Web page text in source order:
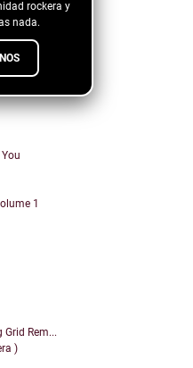
rockera y
nada.
1
Grid Rem...
)